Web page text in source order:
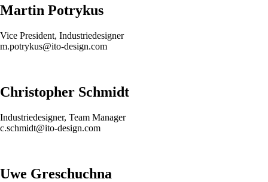
Martin Potrykus
Vice President, Industriedesigner
m.potrykus@ito-design.com
Christopher Schmidt
Industriedesigner, Team Manager
c.schmidt@ito-design.com
Uwe Greschuchna